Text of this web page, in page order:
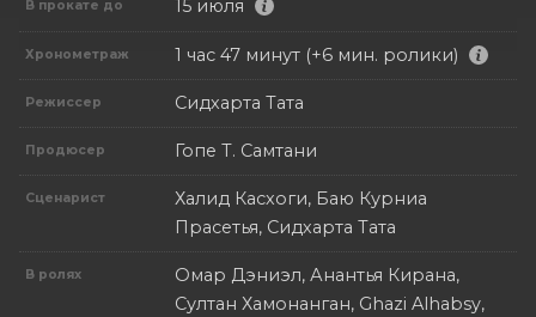
В прокате до 15 июля
Хронометраж 1 час 47 минут (+6 мин. ролики)
Режиссер Сидхарта Тата
Продюсер Гопе Т. Самтани
Сценарист
Халид Касхоги, Баю Курниа
Прасетья, Сидхарта Тата
В ролях
Омар Дэниэл, Анантья Кирана,
Султан Хамонанган, Ghazi Alhabsy,